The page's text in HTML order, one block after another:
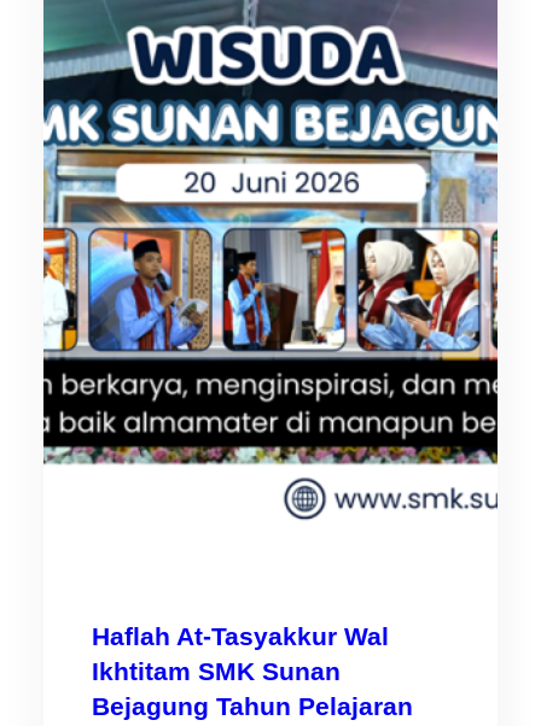
Haflah At-Tasyakkur Wal
Ikhtitam SMK Sunan
Bejagung Tahun Pelajaran